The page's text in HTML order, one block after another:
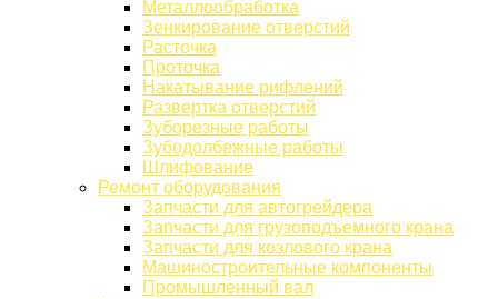
Металлообработка
Зенкирование отверстий
Расточка
Проточка
Накатывание рифлений
Развертка отверстий
Зуборезные работы
Зубодолбежные работы
Шлифование
Ремонт оборудования
Запчасти для автогрейдера
Запчасти для грузоподъемного крана
Запчасти для козлового крана
Машиностроительные компоненты
Промышленный вал